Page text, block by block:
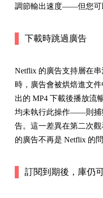
調節輸出速度——但您可
下載時跳過廣告
Netflix 的廣告支持層在
時，廣告會被烘焙進文
出的 MP4 下載後播放流
均未執行此操作——則捕
告。這一差異在第二次
的廣告不再是 Netflix 的
訂閱到期後，庫仍